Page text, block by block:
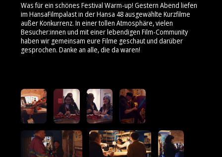
Was für ein schönes Festival Warm-up! Gestern Abend liefen
im HansaFilmpalast in der Hansa 48 ausgewählte Kurzfilme
außer Konkurrenz. In einer tollen Atmosphäre, vielen
Besucher:innen und mit einer lebendigen Film-Community
haben wir gemeinsam eure Filme geschaut und darüber
gesprochen. Danke an alle, die da waren!